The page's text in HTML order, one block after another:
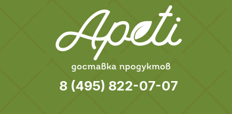
8 (495) 822-07-07